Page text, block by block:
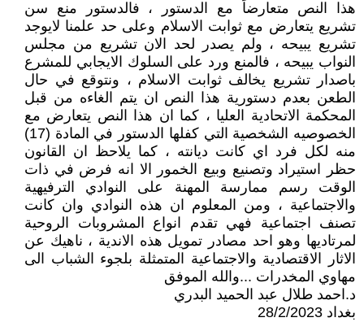
هذا النص متعارضاً مع الدستور ، فالدستور منع سن
تشريع يتعارض مع ثوابت الاسلام وعلى حد علمنا لايوجد
تشريع يبيحه ، ولم يصدر لحد الان تشريع من مجلس
النواب يبيحه ، فالمنع ورد على السلوك الايجابي للمشرع
باصدار تشريع يخالف ثوابت الاسلام ، ونتوقع في حال
الطعن بعدم دستورية هذا النص ان يتم الغاءه من قبل
المحكمة الاتحادية العليا ، كما ان هذا النص يتعارض مع
الخصوصيه الشخصية التي كفلها الدستور في المادة (17)
منه لكل فرد اي كانت ديانته ، كما يلاحظ ان القانون
حظر استيراد وتصنيع وبيع الخمور الا انه فرض في ذات
الوقت رسم ممارسة المهنة على النوادي الترفيهية
والاجتماعية ، ومن المعلوم ان هذه النوادي وان كانت
تصنف اجتماعية فهي تقدم انواع المشروبات الروحية
لمرتاديها وهو احد مصادر تمويل هذه الاندية ، ناهيك عن
الاثار الاقتصادية والاجتماعية المتمثلة بلجوء الشباب الى
مهاوي المخدرات ...والله الموفق
د.احمد طلال عبد الحميد البدري
بغداد 28/2/2023